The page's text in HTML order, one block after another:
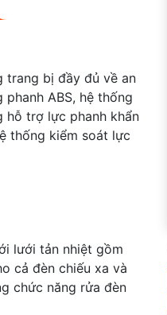
trang bị đầy đủ về an
ABS, hệ thống
hỗ trợ lực phanh khẩn
thống kiểm soát lực
lưới tản nhiệt gồm
cả đèn chiếu xa và
chức năng rửa đèn